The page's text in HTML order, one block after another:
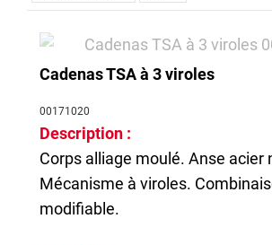
Cadenas TSA à 3 viroles
00171020
Description :
Corps alliage moulé. Anse acier
Mécanisme à viroles.
modifiable.